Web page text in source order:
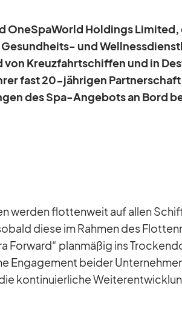
OneS­pa­World Hol­dings
und
von Kreuz­fahrt­schif­fen und in
fast 20-jäh­ri­gen
des Spa-An­ge­bots an Bord
wer­den flot­ten­weit auf al­len
diese im Rah­men des
For­ward“ plan­mä­ßig ins
En­ga­ge­ment bei­der
kon­ti­nu­ier­li­che